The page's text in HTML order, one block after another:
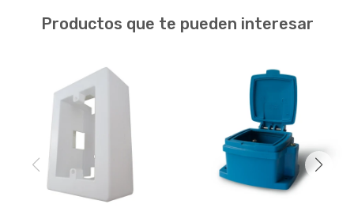
Productos que te pueden interesar